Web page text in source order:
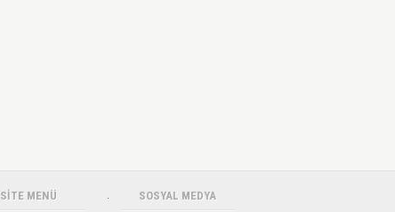
.
SİTE MENÜ SOSYAL MEDYA